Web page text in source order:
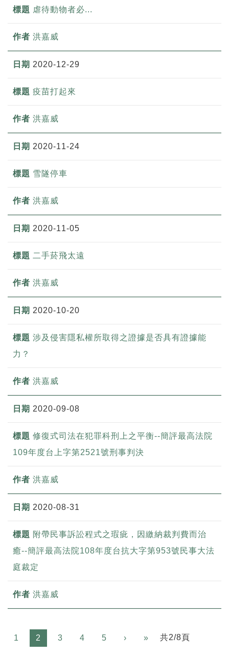
虐待動物者必...
洪嘉威
2020-12-29
疫苗打起來
洪嘉威
2020-11-24
雪隧停車
洪嘉威
2020-11-05
二手菸飛太遠
洪嘉威
2020-10-20
涉及侵害隱私權所取得之證據是否具有證據能
力？
洪嘉威
2020-09-08
修復式司法在犯罪科刑上之平衡--簡評最高法院
109年度台上字第2521號刑事判決
洪嘉威
2020-08-31
附帶民事訴訟程式之瑕疵，因繳納裁判費而治
癒--簡評最高法院108年度台抗大字第953號民事大法
庭裁定
洪嘉威
1 2 3 4 5 › » Next共2/8頁